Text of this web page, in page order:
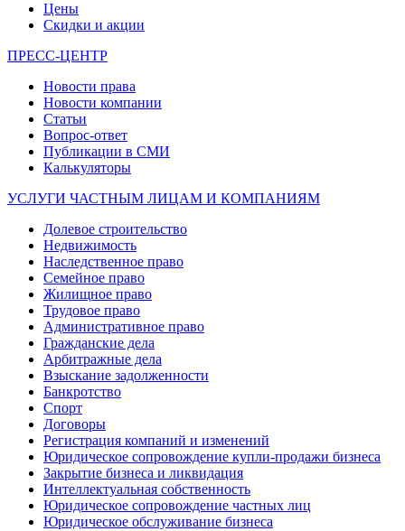
Цены
Скидки и акции
ПРЕСС-ЦЕНТР
Новости права
Новости компании
Статьи
Вопрос-ответ
Публикации в СМИ
Калькуляторы
УСЛУГИ ЧАСТНЫМ ЛИЦАМ И КОМПАНИЯМ
Долевое строительство
Недвижимость
Наследственное право
Семейное право
Жилищное право
Трудовое право
Административное право
Гражданские дела
Арбитражные дела
Взыскание задолженности
Банкротство
Спорт
Договоры
Регистрация компаний и изменений
Юридическое сопровождение купли-продажи бизнеса
Закрытие бизнеса и ликвидация
Интеллектуальная собственность
Юридическое сопровождение частных лиц
Юридическое обслуживание бизнеса